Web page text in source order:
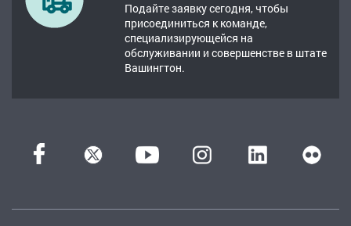
Подайте заявку сегодня, чтобы
присоединиться к команде,
специализирующейся на
обслуживании и совершенстве в штате
Вашингтон.